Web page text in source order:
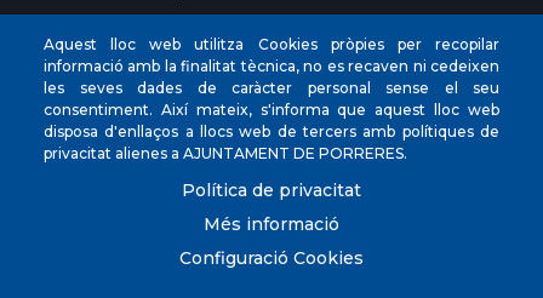
CIF
‎P0704300C
Direccions
Plaça de la Vila, 17 CP: 07260
Telèfon (+34) 971 647221
Fax
(+34) 971 168265
Aquest lloc web utilitza Cookies pròpies per recopilar
informació amb la finalitat tècnica, no es recaven ni cedeixen
les seves dades de caràcter personal sense el seu
consentiment. Així mateix, s'informa que aquest lloc web
disposa d'enllaços a llocs web de tercers amb polítiques de
privacitat alienes a AJUNTAMENT DE PORRERES.
Política de privacitat
Més informació
Configuració Cookies